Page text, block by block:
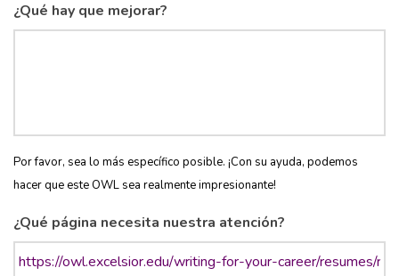
¿Qué hay que mejorar?
Por favor, sea lo más específico posible. ¡Con su ayuda, podemos
hacer que este OWL sea realmente impresionante!
¿Qué página necesita nuestra atención?